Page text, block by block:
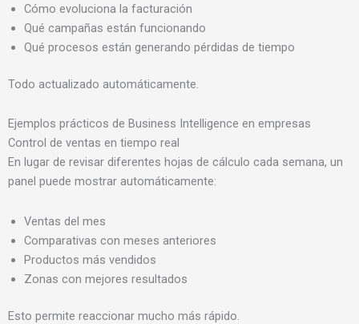
Cómo evoluciona la facturación
Qué campañas están funcionando
Qué procesos están generando pérdidas de tiempo
Todo actualizado automáticamente.
Ejemplos prácticos de Business Intelligence en empresas
Control de ventas en tiempo real
En lugar de revisar diferentes hojas de cálculo cada semana, un
panel puede mostrar automáticamente:
Ventas del mes
Comparativas con meses anteriores
Productos más vendidos
Zonas con mejores resultados
Esto permite reaccionar mucho más rápido.